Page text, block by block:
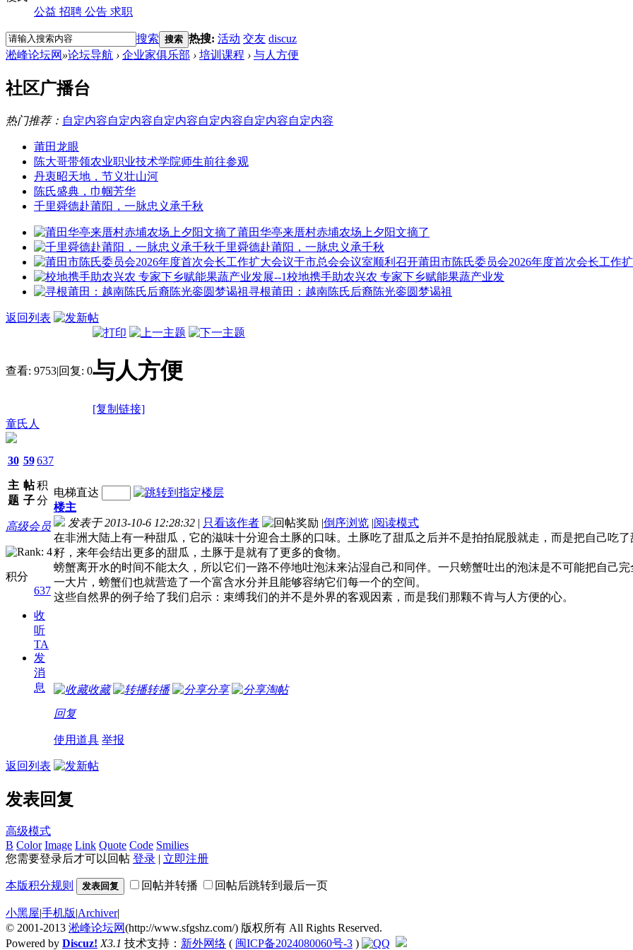
公益 招聘 公告 求职
搜索 搜索 热搜: 活动 交友 discuz
淞峰论坛网 »论坛导航 › 企业家俱乐部 › 培训课程 › 与人方便
社区广播台
热门推荐： 自定内容自定内容自定内容自定内容自定内容自定内容
莆田龙眼
陈大哥带领农业职业技术学院师生前往参观
丹衷昭天地，节义壮山河
陈氏盛典，巾帼芳华
千里舜德赴莆阳，一脉忠义承千秋
莆田华亭来厝村赤埔农场上夕阳文摘了
千里舜德赴莆阳，一脉忠义承千秋
莆田市陈氏委员会2026年度首次会长工作
校地携手助农兴农 专家下乡赋能果蔬产业发
寻根莆田：越南陈氏后裔陈光銮圆梦谒祖
返回列表
查看: 9753|回复: 0与人方便
[复制链接]
童氏人
30
主
题
59
帖
子
637
积
分
高级会员
积分
637
收
听
TA
发
消
息
电梯直达
楼主
发表于 2013-10-6 12:28:32 | 只看该作者 |倒序浏览 |阅读模式
在非洲大陆上有一种甜瓜，它的滋味十分迎合土豚的口味。土豚吃了甜瓜之后并不是拍拍屁股就走，而是把自己吃
籽，来年会结出更多的甜瓜，土豚于是就有了更多的食物。
螃蟹离开水的时间不能太久，所以它们一路不停地吐泡沫来沾湿自己和同伴。一只螃蟹吐出的泡沫是不可能把自己
一大片，螃蟹们也就营造了一个富含水分并且能够容纳它们每一个的空间。
这些自然界的例子给了我们启示：束缚我们的并不是外界的客观因素，而是我们那颗不肯与人方便的心。
收藏 转播 分享
淘帖
回复
使用道具 举报
返回列表
发表回复
高级模式
B Color Image Link Quote Code Smilies
您需要登录后才可以回帖 登录 | 立即注册
本版积分规则 发表回复 回帖并转播 回帖后跳转到最后一页
小黑屋|手机版|Archiver|
© 2001-2013 淞峰论坛网(http://www.sfgshz.com/) 版权所有 All Rights Reserved.
Powered by Discuz! X3.1 技术支持： 新外网络 ( 闽ICP备2024080060号-3 )